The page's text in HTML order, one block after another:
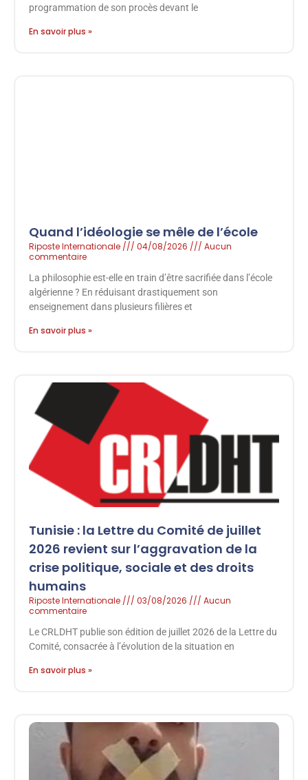
programmation de son procès devant le
En savoir plus »
Quand l’idéologie se mêle de l’école
Riposte Internationale 04/08/2026
Aucun
commentaire
La philosophie est-elle en train d’être sacrifiée dans l’école
algérienne ? En réduisant drastiquement son
enseignement dans plusieurs filières et
En savoir plus »
Tunisie : la Lettre du Comité de juillet
2026 revient sur l’aggravation de la
crise politique, sociale et des droits
humains
Riposte Internationale 03/08/2026
Aucun
commentaire
Le CRLDHT publie son édition de juillet 2026 de la Lettre du
Comité, consacrée à l’évolution de la situation en
En savoir plus »